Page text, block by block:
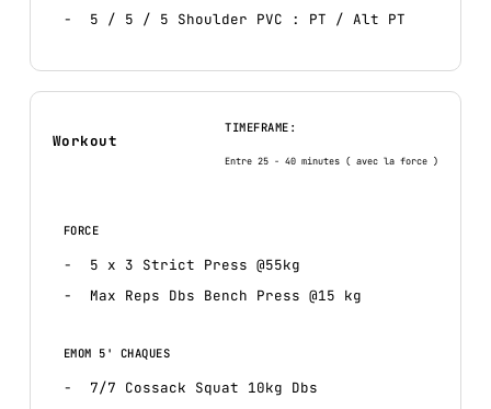
5 / 5 / 5 Shoulder PVC : PT / Alt PT
Workout
TIMEFRAME:
Entre 25 - 40 minutes ( avec la force )
FORCE
5 x 3 Strict Press @55kg
Max Reps Dbs Bench Press @15 kg
EMOM 5' CHAQUES
7/7 Cossack Squat 10kg Dbs